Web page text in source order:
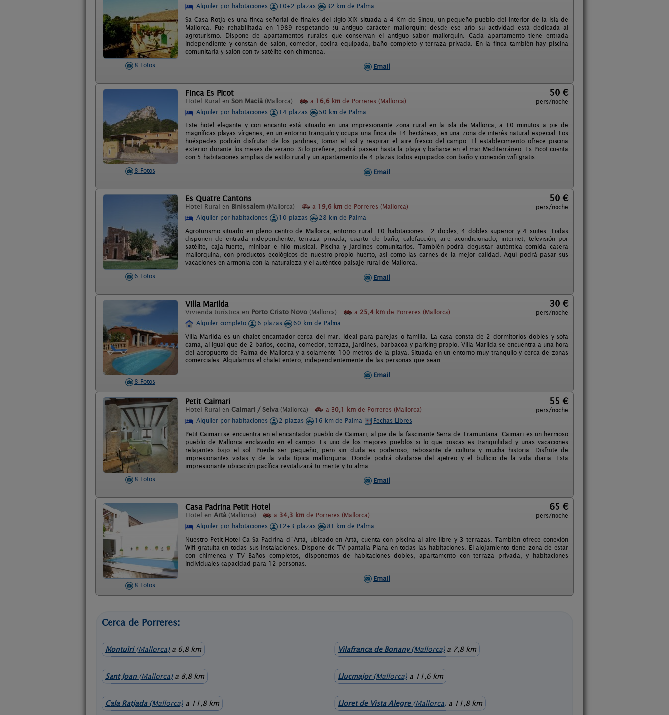
8 Fotos
Alquiler por habitaciones
10+2 plazas
32 km de Palma
Sa Casa Rotja es una finca señorial de finales del siglo XIX situada a 4 Km de Sineu, un pequeño pueblo del interior de la isla de
Mallorca. Fue rehabilitada en 1989 respetando su antiguo carácter mallorquín; desde ese año su actividad está dedicada al
agroturismo. Dispone de apartamentos rurales que conservan el antiguo sabor mallorquín. Cada apartamento tiene entrada
independiente y constan de salón, comedor, cocina equipada, baño completo y terraza privada. En la finca también hay piscina
comunitaria y salón con tv satélite con chimenea.
Email
8 Fotos
Finca Es Picot
Hotel Rural en Son Macià (Mallorca) a 16,6 km de Porreres (Mallorca)
50 €
pers/noche
Alquiler por habitaciones
14 plazas
50 km de Palma
Este hotel elegante y con encanto está situado en una impresionante zona rural en la isla de Mallorca, a 10 minutos a pie de
magníficas playas vírgenes, en un entorno tranquilo y ocupa una finca de 14 hectáreas, en una zona de interés natural especial. Los
huéspedes podrán disfrutar de los jardines, tomar el sol y respirar el aire fresco del campo. El establecimiento ofrece piscina
exterior durante los meses de verano. Si lo prefiere, podrá pasear hasta la playa y bañarse en el mar Mediterráneo. Es Picot cuenta
con 5 habitaciones amplias de estilo rural y un apartamento de 4 plazas todos equipados con baño y conexión wifi gratis.
Email
6 Fotos
Es Quatre Cantons
Hotel Rural en Binissalem (Mallorca) a 19,6 km de Porreres (Mallorca)
50 €
pers/noche
Alquiler por habitaciones
10 plazas
28 km de Palma
Agroturismo situado en pleno centro de Mallorca, entorno rural. 10 habitaciones : 2 dobles, 4 dobles superior y 4 suites. Todas
disponen de entrada independiente, terraza privada, cuarto de baño, calefacción, aire acondicionado, internet, televisión por
satélite, caja fuerte, minibar e hilo musical. Piscina y jardines comunitarios. También podrá degustar auténtica comida casera
mallorquina, con productos ecológicos de nuestro propio huerto, asi como las carnes de la mejor calidad. Aquí podrá pasar sus
vacaciones en armonía con la naturaleza y el auténtico paisaje rural de Mallorca.
Email
8 Fotos
Villa Marilda
Vivienda turística en Porto Cristo Novo (Mallorca) a 25,4 km de Porreres (Mallorca)
30 €
pers/noche
Alquiler completo
6 plazas
60 km de Palma
Villa Marilda es un chalet encantador cerca del mar. Ideal para parejas o familia. La casa consta de 2 dormitorios dobles y sofa
cama, al igual que de 2 baños, cocina, comedor, terraza, jardines, barbacoa y parking propio. Villa Marilda se encuentra a una hora
del aeropuerto de Palma de Mallorca y a solamente 100 metros de la playa. Situada en un entorno muy tranquilo y cerca de zonas
comerciales. Alquilamos el chalet entero, independientemente de las personas que sean.
Email
8 Fotos
Petit Caimari
Hotel Rural en Caimari / Selva (Mallorca) a 30,1 km de Porreres (Mallorca)
55 €
pers/noche
Alquiler por habitaciones
2 plazas 16 km de Palma
Fechas Libres
Petit Caimari se encuentra en el encantador pueblo de Caimari, al pie de la fascinante Serra de Tramuntana. Caimari es un hermoso
pueblo de Mallorca enclavado en el campo. Es uno de los mejores pueblos si lo que buscas es tranquilidad y unas vacaciones
relajantes bajo el sol. Puede ser pequeño, pero sin duda es poderoso, rebosante de cultura y mucha historia. Disfrute de
impresionantes vistas y de la vida típica mallorquina. Donde podrá olvidarse del ajetreo y el bullicio de la vida diaria. Esta
impresionante ubicación pacífica revitalizará tu mente y tu alma.
Email
8 Fotos
Casa Padrina Petit Hotel
Hotel en Artà (Mallorca) a 34,3 km de Porreres (Mallorca)
65 €
pers/noche
Alquiler por habitaciones
12+3 plazas
81 km de Palma
Nuestro Petit Hotel Ca Sa Padrina d´Artà, ubicado en Artá, cuenta con piscina al aire libre y 3 terrazas. También ofrece conexión
Wifi gratuita en todas sus instalaciones. Dispone de TV pantalla Plana en todas las habitaciones. El alojamiento tiene zona de estar
con chimenea y TV Baños completos, disponemos de habitaciones dobles, apartamento con terraza privada, y habitaciones
individuales capacidad para 12 personas.
Email
Cerca de Porreres:
Montuïri(Mallorca) a 6,8 km Vilafranca de Bonany(Mallorca) a 7,8 km
Sant Joan(Mallorca) a 8,8 km Llucmajor(Mallorca) a 11,6 km
Cala Ratjada(Mallorca) a 11,8 km Lloret de Vista Alegre(Mallorca) a 11,8 km